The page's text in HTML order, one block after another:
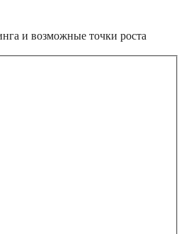
и возможные точки роста